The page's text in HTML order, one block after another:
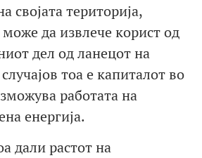
својата територија,
да извлече корист од
дел од ланецот на
тоа е капиталот во
работата на
енергија.
дали растот на